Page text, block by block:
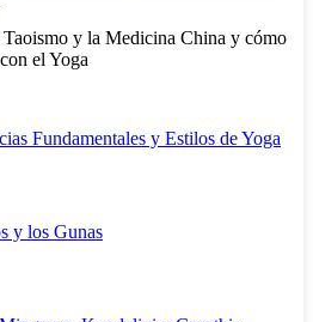
Taoismo y la Medicina China y cómo
el Yoga
Fundamentales y Estilos de Yoga
y los Gunas